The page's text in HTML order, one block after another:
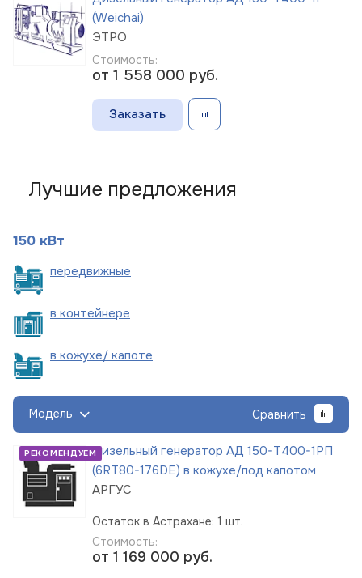
(Weichai)
ЭТРО
Стоимость:
от 1 558 000 руб.
Заказать
Лучшие предложения
150 кВт
передвижные
в контейнере
в кожухе/ капоте
Модель Сравнить
РЕКОМЕНДУЕМДизельный генератор АД 150-Т400-1РП
(6RT80-176DE) в кожухе/под капотом
АРГУС
Остаток в Астрахане: 1 шт.
Стоимость:
от 1 169 000 руб.